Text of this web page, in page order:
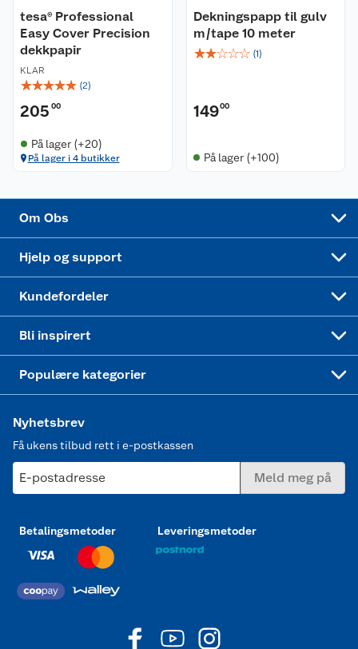
tesa® Professional
Easy Cover Precision
dekkpapir
KLAR
☆☆☆☆☆ (2)
205 00
På lager (+20)
På lager i 4 butikker
Dekningspapp til gulv
m/tape 10 meter
☆☆☆☆☆ (1)
14900
På lager (+100)
Om Obs
Ledige stillinger
Bærekraft
Sikkerhetsdatablad
Virksomheten
Hjelp og support
Leveringsalternativer
Pakkesporing
Sikkerhetsdatablad
Kundefordeler
Åpent kjøp
Coop medlem
Retur av el-avfall
Matvaregaranti
Bli inspirert
Alt til grillsesongen
Populære kategorier
Trampoline
Sykler og sykkelutstyr
Nyhetsbrev
Få ukens tilbud rett i e-postkassen
E-postadresse Meld meg på
Betalingsmetoder Leveringsmetoder